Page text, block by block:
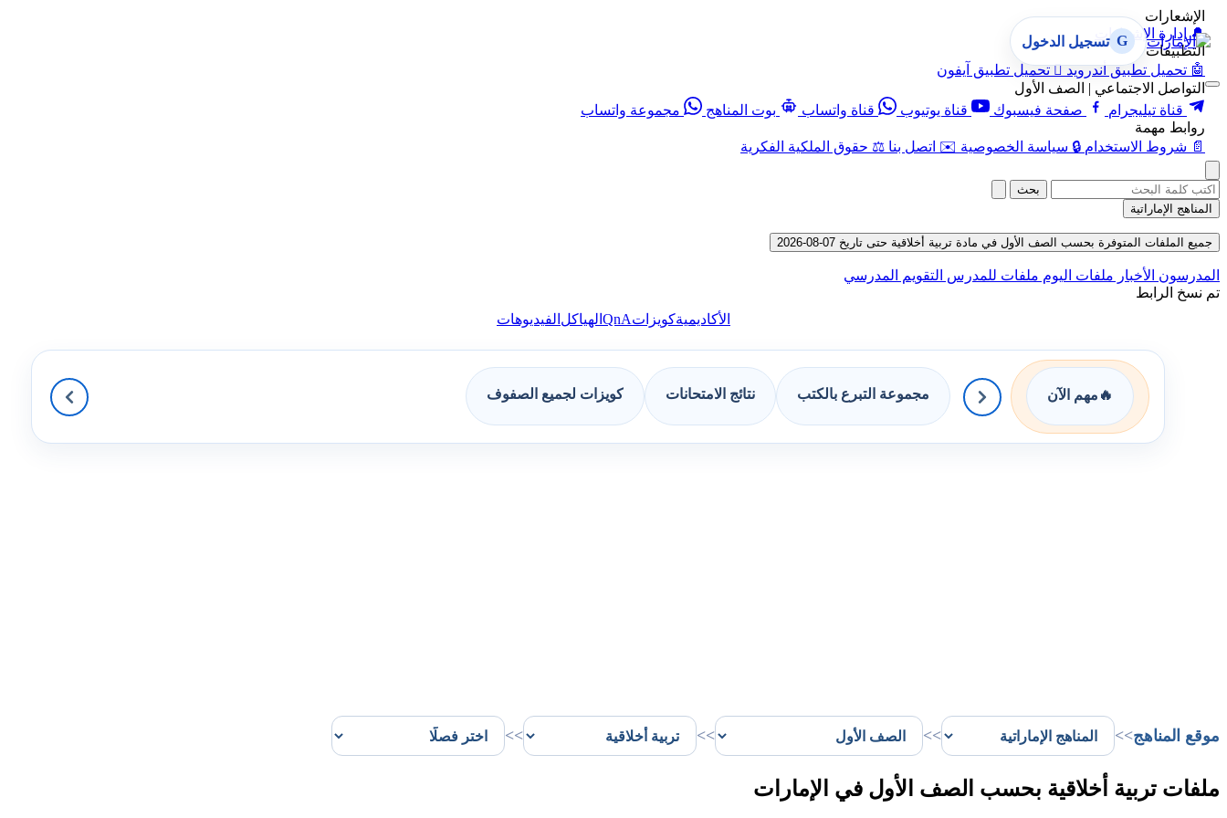
الإشعارات
🔔 إدارة الإشعارات
التطبيقات
🤖 تحميل تطبيق أندرويد  تحميل تطبيق آيفون
التواصل الاجتماعي | الصف الأول
قناة تيليجرام
صفحة فيسبوك قناة يوتيوب قناة واتساب بوت المناهج
مجموعة واتساب
روابط مهمة
📄 شروط الاستخدام 🔒 سياسة الخصوصية ✉️ اتصل بنا ⚖️ حقوق الملكية الفكرية
G تسجيل الدخول
بحث
المناهج الإماراتية
جميع الملفات المتوفرة بحسب الصف الأول في مادة تربية أخلاقية حتى تاريخ 07-08-2026
المدرسون الأخبار ملفات اليوم ملفات للمدرس التقويم المدرسي
تم نسخ الرابط
الأكاديميةكويزاتQnA الهياكل الفيديوهات
🔥 مهم الآن مجموعة التبرع بالكتب نتائج الامتحانات كويزات لجميع الصفوف
موقع المناهج>>
>>
>>
>>
ملفات تربية أخلاقية بحسب الصف الأول في الإمارات